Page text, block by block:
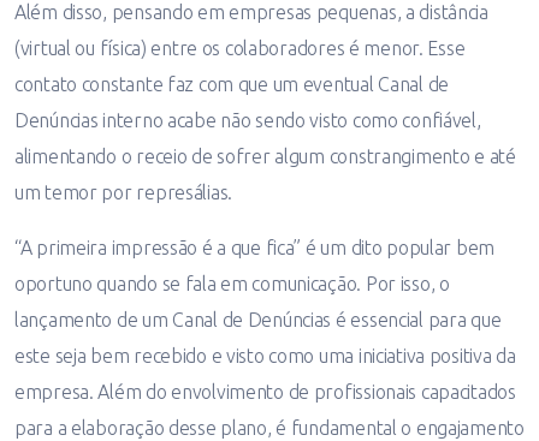
Além disso, pensando em empresas pequenas, a distância
(virtual ou física) entre os colaboradores é menor. Esse
contato constante faz com que um eventual Canal de
Denúncias interno acabe não sendo visto como confiável,
alimentando o receio de sofrer algum constrangimento e até
um temor por represálias.
“A primeira impressão é a que fica” é um dito popular bem
oportuno quando se fala em comunicação. Por isso, o
lançamento de um Canal de Denúncias é essencial para que
este seja bem recebido e visto como uma iniciativa positiva da
empresa. Além do envolvimento de profissionais capacitados
para a elaboração desse plano, é fundamental o engajamento